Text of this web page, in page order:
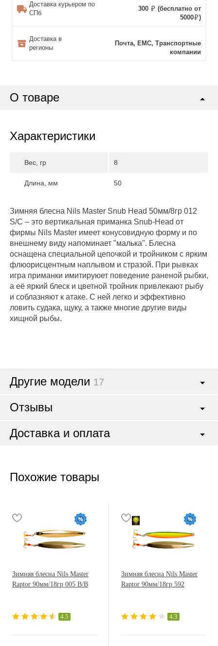
Доставка курьером по
СПб
300
(бесплатно от
5000
)
Доставка в
регионы
Почта, ЕМС, Транспортные
компании
О товаре
Характеристики
Вес, гр 8
Длина, мм 50
Зимняя блесна Nils Master Snub Head 50мм/8гр 012
S/C – это вертикальная приманка Snub-Head от
фирмы Nils Master имеет конусовидную форму и по
внешнему виду напоминает "малька". Блесна
оснащена специальной цепочкой и тройником с ярким
флюорисцентным наплывом и стразой. При рывках
игра приманки имитируюет поведение раненой рыбки,
а её яркий блеск и цветной тройник привлекают рыбу
и соблазняют к атаке. С ней легко и эффективно
ловить судака, щуку, а также многие другие виды
хищной рыбы.
Другие модели 17
Отзывы
Доставка и оплата
Похожие товары
Зимняя блесна Nils Master
Raptor 90мм/18гр 005 B/B
4.5
Зимняя блесна Nils Master
Raptor 90мм/18гр 592
4.3